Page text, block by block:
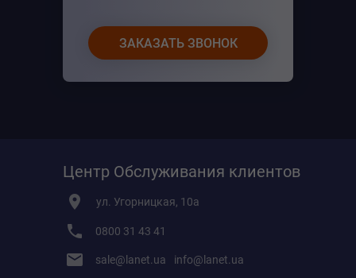
ЗАКАЗАТЬ ЗВОНОК
Центр Обслуживания клиентов
ул. Угорницкая, 10а
0800 31 43 41
sale@lanet.ua info@lanet.ua